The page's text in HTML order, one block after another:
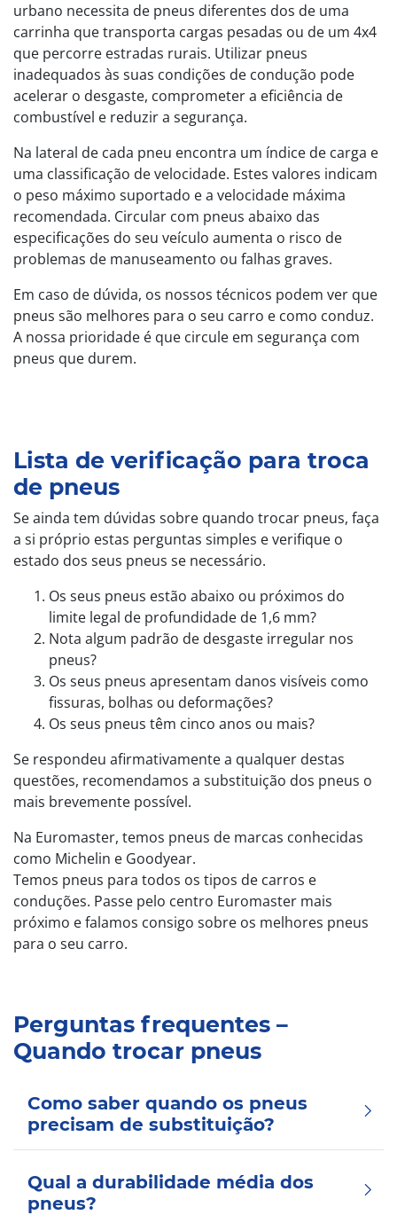
urbano necessita de pneus diferentes dos de uma
carrinha que transporta cargas pesadas ou de um 4x4
que percorre estradas rurais. Utilizar pneus
inadequados às suas condições de condução pode
acelerar o desgaste, comprometer a eficiência de
combustível e reduzir a segurança.
Na lateral de cada pneu encontra um índice de carga e
uma classificação de velocidade. Estes valores indicam
o peso máximo suportado e a velocidade máxima
recomendada. Circular com pneus abaixo das
especificações do seu veículo aumenta o risco de
problemas de manuseamento ou falhas graves.
Em caso de dúvida, os nossos técnicos podem ver que
pneus são melhores para o seu carro e como conduz.
A nossa prioridade é que circule em segurança com
pneus que durem.
Lista de verificação para troca
de pneus
Se ainda tem dúvidas sobre quando trocar pneus, faça
a si próprio estas perguntas simples e verifique o
estado dos seus pneus se necessário.
Os seus pneus estão abaixo ou próximos do
limite legal de profundidade de 1,6 mm?
Nota algum padrão de desgaste irregular nos
pneus?
Os seus pneus apresentam danos visíveis como
fissuras, bolhas ou deformações?
Os seus pneus têm cinco anos ou mais?
Se respondeu afirmativamente a qualquer destas
questões, recomendamos a substituição dos pneus o
mais brevemente possível.
Na Euromaster, temos pneus de marcas conhecidas
como Michelin e Goodyear.
Temos pneus para todos os tipos de carros e
conduções. Passe pelo centro Euromaster mais
próximo e falamos consigo sobre os melhores pneus
para o seu carro.
Perguntas frequentes –
Quando trocar pneus
Como saber quando os pneus
precisam de substituição?
Qual a durabilidade média dos
pneus?